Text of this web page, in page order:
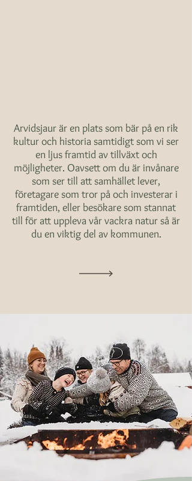
Arvidsjaur är en plats som bär på en rik
kultur och historia samtidigt som vi ser
en ljus framtid av tillväxt och
möjligheter. Oavsett om du är invånare
som ser till att samhället lever,
företagare som tror på och investerar i
framtiden, eller besökare som stannat
till för att uppleva vår vackra natur så är
du en viktig del av kommunen.